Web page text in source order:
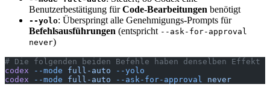
Benutzerbestätigung fürCode-Bearbeitungen benötigt
--yolo: Überspringt alle Genehmigungs-Prompts für
Befehlsausführungen (entspricht --ask-for-approval
never)
# Die folgenden beiden Befehle haben denselben Effekt
codex --mode full-auto --yolo
codex --mode full-auto --ask-for-approval never